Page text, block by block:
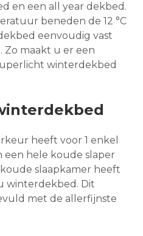
en een all year dekbed.
beneden de 12 °C
eenvoudig vast
Zo maakt u er een
winterdekbed
heeft voor 1 enkel
hele koude slaper
slaapkamer heeft
winterdekbed. Dit
met de allerfijnste